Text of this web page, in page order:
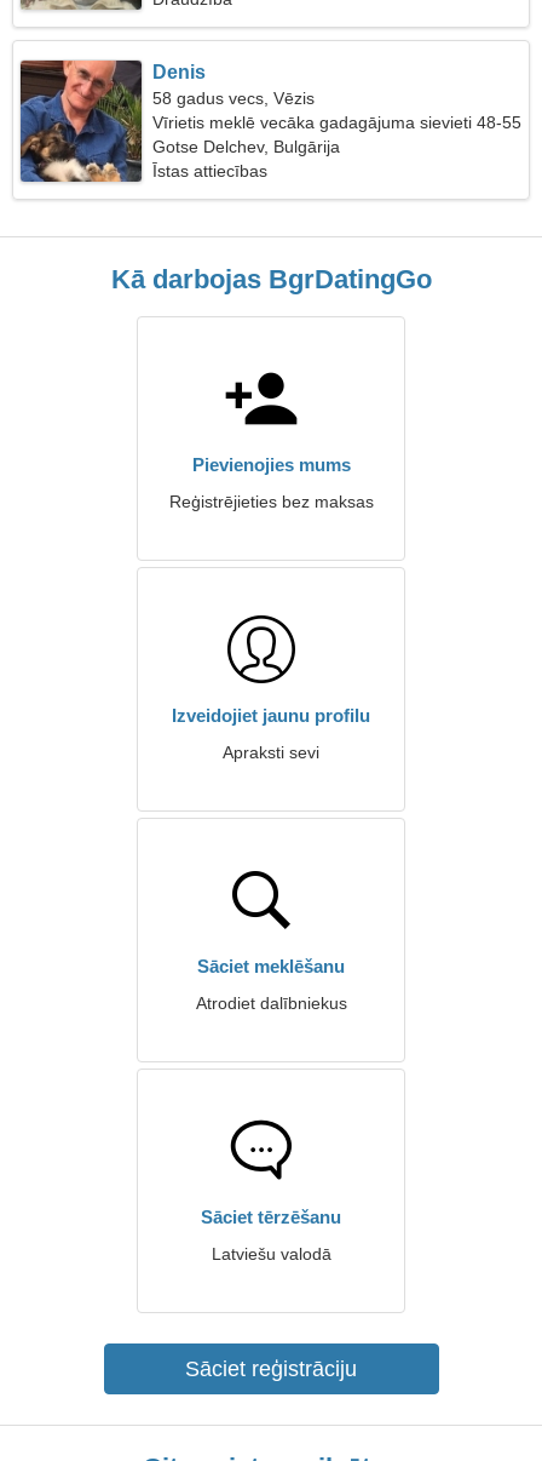
Denis
58 gadus vecs, Vēzis
Vīrietis meklē vecāka gadagājuma sievieti 48-55
Gotse Delchev, Bulgārija
Īstas attiecības
Kā darbojas BgrDatingGo
Pievienojies mums
Reģistrējieties bez maksas
Izveidojiet jaunu profilu
Apraksti sevi
Sāciet meklēšanu
Atrodiet dalībniekus
Sāciet tērzēšanu
Latviešu valodā
Sāciet reģistrāciju